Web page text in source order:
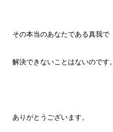
その本当のあなたである真我で
解決できないことはないのです。
ありがとうございます。